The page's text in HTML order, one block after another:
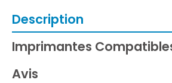
Description
Imprimantes
Avis